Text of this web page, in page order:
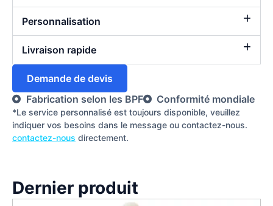
Personnalisation
Livraison rapide
Demande de devis
Fabrication selon les BPF
Conformité mondiale
*Le service personnalisé est toujours disponible, veuillez
indiquer vos besoins dans le message ou contactez-nous.
contactez-nous directement.
Dernier produit